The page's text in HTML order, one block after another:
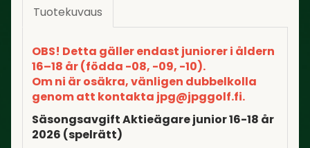
Tuotekuvaus
OBS! Detta gäller endast juniorer i åldern
16–18 år (födda -08, -09, -10).
Om ni är osäkra, vänligen dubbelkolla
genom att kontakta jpg@jpggolf.fi.
Säsongsavgift Aktieägare junior 16-18 år
2026 (spelrätt)